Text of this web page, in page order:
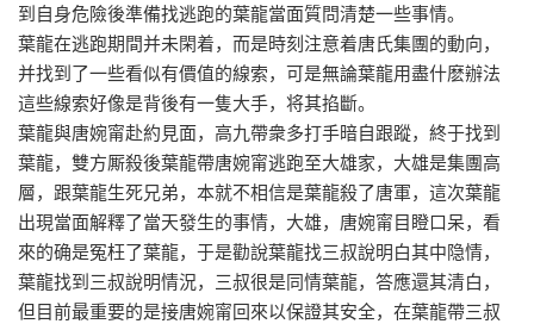
到自身危險後準備找逃跑的葉龍當面質問清楚一些事情。
葉龍在逃跑期間并未閑着，而是時刻注意着唐氏集團的動向，
并找到了一些看似有價值的線索，可是無論葉龍用盡什麽辦法
這些線索好像是背後有一隻大手，将其掐斷。
葉龍與唐婉甯赴約見面，高九帶衆多打手暗自跟蹤，終于找到
葉龍，雙方厮殺後葉龍帶唐婉甯逃跑至大雄家，大雄是集團高
層，跟葉龍生死兄弟，本就不相信是葉龍殺了唐軍，這次葉龍
出現當面解釋了當天發生的事情，大雄，唐婉甯目瞪口呆，看
來的确是冤枉了葉龍，于是勸說葉龍找三叔說明白其中隐情，
葉龍找到三叔說明情況，三叔很是同情葉龍，答應還其清白，
但目前最重要的是接唐婉甯回來以保證其安全，在葉龍帶三叔